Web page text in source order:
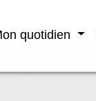
quotidien